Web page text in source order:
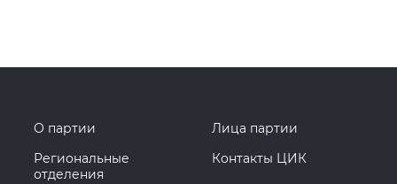
О партии
Лица партии
Региональные
отделения
Контакты ЦИК